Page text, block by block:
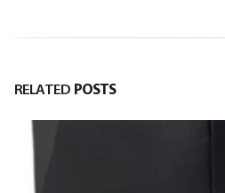
RELATED POSTS